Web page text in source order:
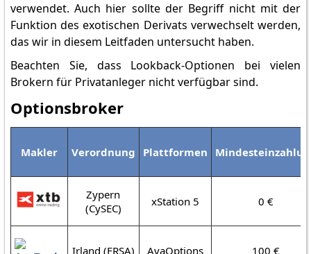
verwendet. Auch hier sollte der Begriff nicht mit der
Funktion des exotischen Derivats verwechselt werden,
das wir in diesem Leitfaden untersucht haben.
Beachten Sie, dass Lookback-Optionen bei vielen
Brokern für Privatanleger nicht verfügbar sind.
Optionsbroker
Makler Verordnung Plattformen
Zypern
(CySEC)
xStation 5 0 €
Irland (FRSA) AvaOptions 100 €